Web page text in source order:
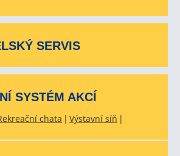
SERVIS
SYSTÉM AKCÍ
chata Výstavní síň